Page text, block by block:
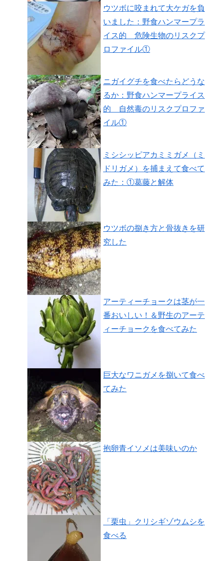
ウツボに咬まれて大ケガを負
いました：野食ハンマープラ
イス的 危険生物のリスクプ
ロファイル①
ニガイグチを食べたらどうな
るか：野食ハンマープライス
的 自然毒のリスクプロファ
イル①
ミシシッピアカミミガメ（ミ
ドリガメ）を捕まえて食べて
みた：①葛藤と解体
ウツボの捌き方と骨抜きを研
究した
アーティーチョークは茎が一
番おいしい！＆野生のアーテ
ィーチョークを食べてみた
巨大なワニガメを捌いて食べ
てみた
抱卵青イソメは美味いのか
「栗虫」クリシギゾウムシを
食べる